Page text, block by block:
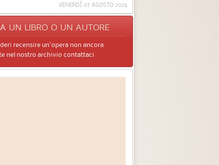
VENERDÌ 07 AGOSTO 2026
UN LIBRO O UN AUTORE
recensire un'opera non ancora
nel nostro archivio contattaci